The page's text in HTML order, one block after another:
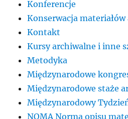
Konferencje
Konserwacja
Kontakt
Kursy archiwalne i inne
Metodyka
Międzynarodowe
Międzynarodowe staże
Międzynarodowy
NOMA Norma opisu